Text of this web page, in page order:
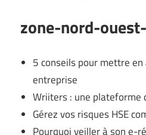
zone-nord-
5 conseils pour mettre en
entreprise
Wriiters : une plateforme
Gérez vos risques HSE
Pourquoi veiller à son e-